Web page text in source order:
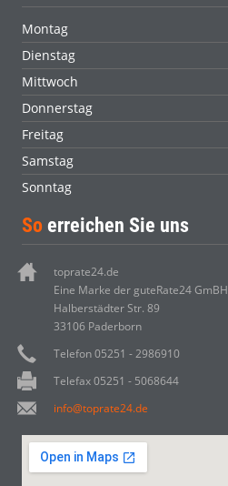
Montag
Dienstag
Mittwoch
Donnerstag
Freitag
Samstag
Sonntag
So erreichen Sie uns
toprate24.de
Eine Marke der guteRate24 GmBH
Halberstädter Str. 89
33106 Paderborn
Telefon 05251 - 2986910
Telefax 05251 - 5068644
info@toprate24.de